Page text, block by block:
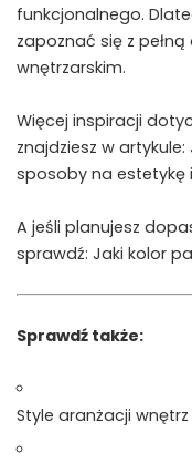
funkcjonalnego.
zapoznać się z
wnętrzarskim.
Więcej inspiracji
znajdziesz w artykule:
sposoby na estetykę
A jeśli planujesz
sprawdź: Jaki kolor
Sprawdź także:
Style aranżacji wnętrz